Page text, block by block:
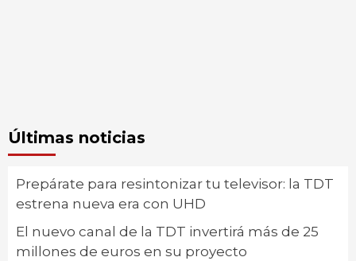
Últimas noticias
Prepárate para resintonizar tu televisor: la TDT
estrena nueva era con UHD
El nuevo canal de la TDT invertirá más de 25
millones de euros en su proyecto